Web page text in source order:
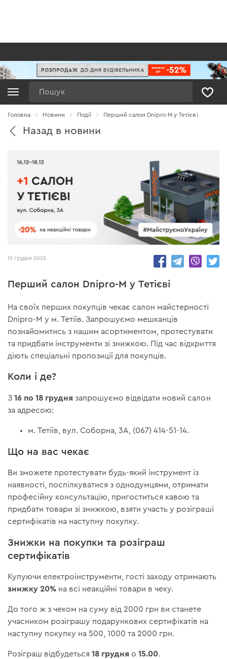
Головна Новини Події Перший салон Dnipro-M у Тетієві
Назад в новини
4975
12 грудня 2022
Перший салон Dnipro-M у Тетієві
На своїх перших покупців чекає салон майстерності
Dnipro-M у м. Тетіїв. Запрошуємо мешканців
познайомитись з нашим асортиментом, протестувати
та придбати інструменти зі знижкою. Під час відкриття
діють спеціальні пропозиції для покупців.
Коли і де?
З16 по 18 грудня запрошуємо відвідати новий салон
за адресою:
м. Тетіїв, вул. Соборна, 3А, (067) 414-51-14.
Що на вас чекає
Ви зможете протестувати будь-який інструмент із
наявності, поспілкуватися з однодумцями, отримати
професійну консультацію, пригоститься кавою та
придбати товари зі знижкою, взяти участь у розіграші
сертифікатів на наступну покупку.
Знижки на покупки та розіграш
сертифікатів
Купуючи електроінструменти, гості заходу отримають
знижку 20% на всі неакційні товари в чеку.
До того ж з чеком на суму від 2000 грн ви станете
учасником розіграшу подарункових сертифікатів на
наступну покупку на 500, 1000 та 2000 грн.
Розіграш відбудеться18 грудняо 15.00.